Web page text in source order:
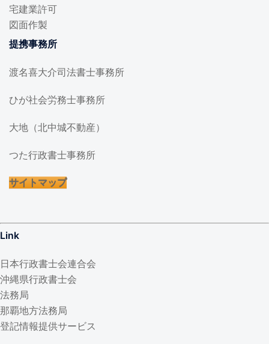
宅建業許可
図面作製
提携事務所
渡名喜大介司法書士事務所
ひが社会労務士事務所
大地（北中城不動産）
つた行政書士事務所
サイトマップ
Link
日本行政書士会連合会
沖縄県行政書士会
法務局
那覇地方法務局
登記情報提供サービス